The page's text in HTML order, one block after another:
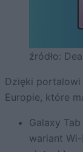
źródło:
Dzięki portalowi
Europie, które
Galaxy
wariant